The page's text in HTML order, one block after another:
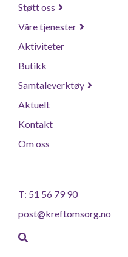
Støtt oss
Våre tjenester
Aktiviteter
Butikk
Samtaleverktøy
Aktuelt
Kontakt
Om oss
T: 51 56 79 90
post@kreftomsorg.no